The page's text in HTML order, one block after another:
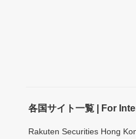
各国サイト一覧 | For
Rakuten Securities Hong